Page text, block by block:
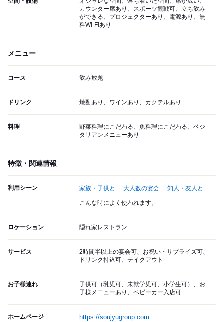
カウンター席あり、スポーツ観戦可、立ち飲み
ができる、プロジェクターあり、電源あり、無
料Wi-Fiあり
メニュー
コース 飲み放題
ドリンク 焼酎あり、ワインあり、カクテルあり
料理
野菜料理にこだわる、魚料理にこだわる、ベジ
タリアンメニューあり
特徴・関連情報
利用シーン 家族・子供と 大人数の宴会 知人・友人と
こんな時によく使われます。
ロケーション 隠れ家レストラン
サービス
2時間半以上の宴会可、お祝い・サプライズ可、
ドリンク持込可、テイクアウト
お子様連れ
子供可（乳児可、未就学児可、小学生可）、お
子様メニューあり、ベビーカー入店可
ホームページ https://soujyugroup.com